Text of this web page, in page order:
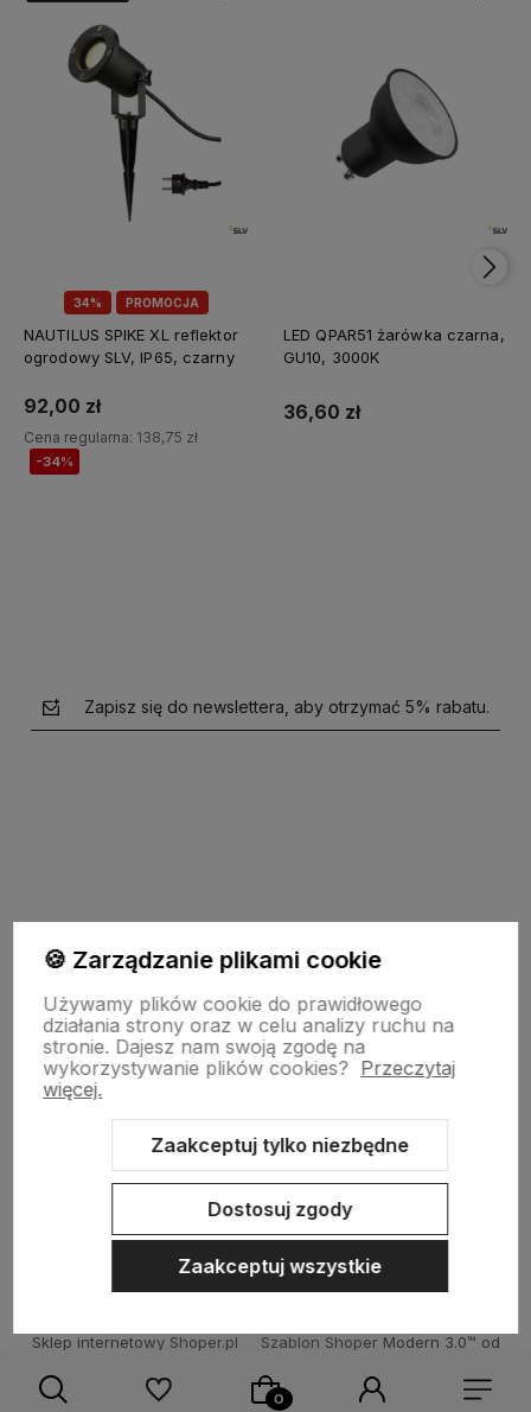
34% PROMOCJA
NAUTILUS SPIKE XL reflektor
ogrodowy SLV, IP65, czarny
92,00 zł
Cena regularna: 138,75 zł
-34%
LED QPAR51 żarówka czarna,
GU10, 3000K
36,60 zł
Zapisz się do newslettera, aby otrzymać 5% rabatu.
polityce prywatności
garden-lighting.pl
Obsługa klienta
Sklep internetowy Shoper.pl Szablon Shoper Modern 3.0™ od
🍪 Zarządzanie plikami cookie
Używamy plików cookie do prawidłowego
działania strony oraz w celu analizy ruchu na
stronie. Dajesz nam swoją zgodę na
wykorzystywanie plików cookies? Przeczytaj
więcej.
Zaakceptuj tylko niezbędne
Dostosuj zgody
Zaakceptuj wszystkie